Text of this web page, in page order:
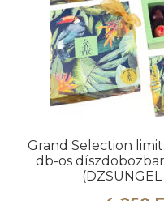
Grand Selection
db-os